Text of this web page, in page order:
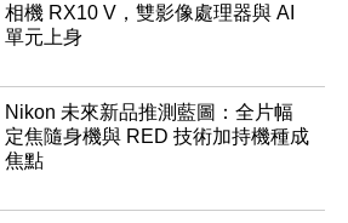
相機 RX10 V，雙影像處理器與 AI
單元上身
Nikon 未來新品推測藍圖：全片幅
定焦隨身機與 RED 技術加持機種成
焦點